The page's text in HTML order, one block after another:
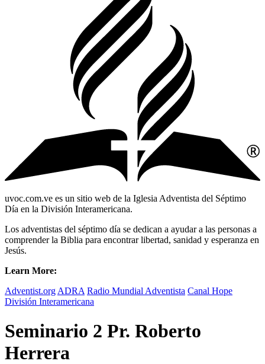
uvoc.com.ve es un sitio web de la Iglesia Adventista del Séptimo
Día en la División Interamericana.
Los adventistas del séptimo día se dedican a ayudar a las personas a
comprender la Biblia para encontrar libertad, sanidad y esperanza en
Jesús.
Learn More:
Adventist.org ADRA Radio Mundial Adventista Canal Hope
División Interamericana
Seminario 2 Pr. Roberto
Herrera